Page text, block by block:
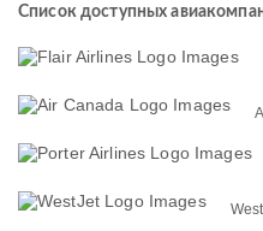
Список доступных